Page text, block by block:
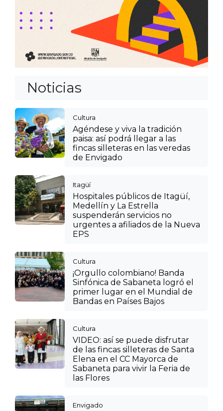
Noticias
Cultura
Agéndese y viva la tradición
paisa: así podrá llegar a las
fincas silleteras en las veredas
de Envigado
Itagüí
Hospitales públicos de Itagüí,
Medellín y La Estrella
suspenderán servicios no
urgentes a afiliados de la Nueva
EPS
Cultura
¡Orgullo colombiano! Banda
Sinfónica de Sabaneta logró el
primer lugar en el Mundial de
Bandas en Países Bajos
Cultura
VIDEO: así se puede disfrutar
de las fincas silleteras de Santa
Elena en el CC Mayorca de
Sabaneta para vivir la Feria de
las Flores
Envigado